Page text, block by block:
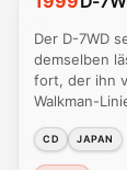
Der D-7WD
demselben
fort, der ihn
Walkman-
CD JAPAN